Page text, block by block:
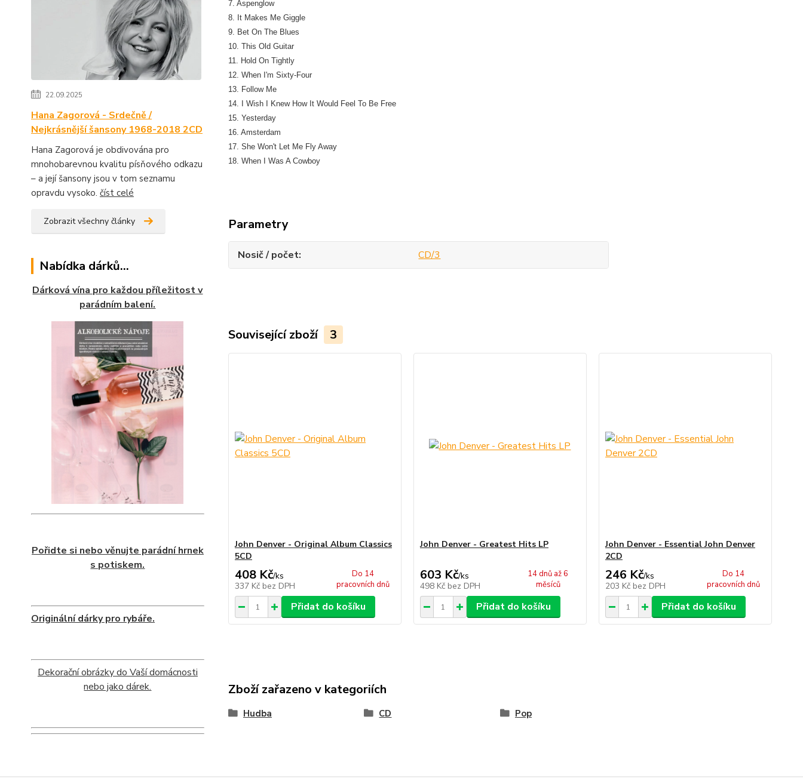
22.09.2025
Hana Zagorová - Srdečně /
Nejkrásnější šansony 1968-2018 2CD
Hana Zagorová je obdivována pro
mnohobarevnou kvalitu písňového odkazu
– a její šansony jsou v tom seznamu
opravdu vysoko. číst celé
Zobrazit všechny články
Nabídka dárků...
Dárková vína pro každou příležitost v
parádním balení.
Pořidte si nebo věnujte parádní hrnek
s potiskem.
Originální dárky pro rybáře.
Dekorační obrázky do Vaší domácnosti
nebo jako dárek.
7. Aspenglow
8. It Makes Me Giggle
9. Bet On The Blues
10. This Old Guitar
11. Hold On Tightly
12. When I'm Sixty-Four
13. Follow Me
14. I Wish I Knew How It Would Feel To Be Free
15. Yesterday
16. Amsterdam
17. She Won't Let Me Fly Away
18. When I Was A Cowboy
Parametry
Nosič / počet CD/3
Související zboží 3
John Denver - Original Album Classics
5CD
408 Kč/ks
337 Kč bez DPH
Do 14
pracovních dnů
Přidat do košíku
John Denver - Greatest Hits LP
603 Kč/ks
498 Kč bez DPH
14 dnů až 6
měsíců
Přidat do košíku
John Denver - Essential John Denver
2CD
246 Kč/ks
203 Kč bez DPH
Do 14
pracovních dnů
Přidat do košíku
Zboží zařazeno v kategoriích
Hudba CD Pop